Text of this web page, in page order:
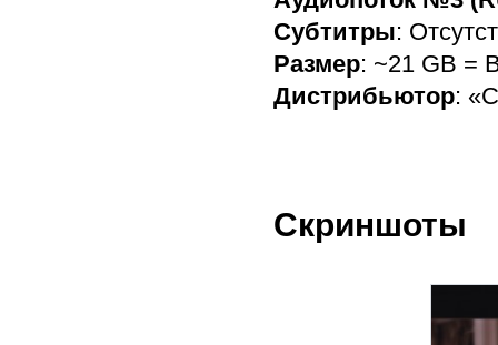
Субтитры:
Размер: ~21 GB =
Дистрибьютор:
Скриншоты